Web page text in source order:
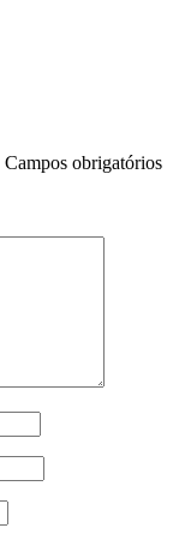
Campos obrigatórios